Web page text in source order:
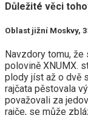
Důležité věci
Oblast jižní Moskvy,
Navzdory tomu, že
polovině XNUMX.
plody jíst až o dvě
rajčata pěstovala
považovali za
rajče, se může